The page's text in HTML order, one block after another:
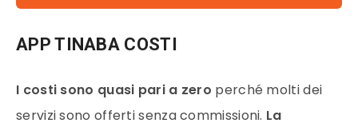
APP TINABA COSTI
I costi sono quasi pari a zero perché molti dei
servizi sono offerti senza commissioni. La